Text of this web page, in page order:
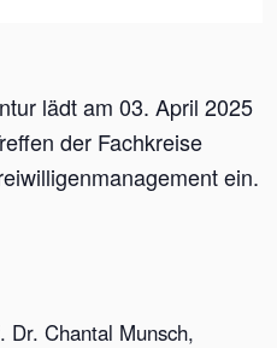
lädt am 03. April 2025
der Fachkreise
ein.
Dr. Chantal Munsch,